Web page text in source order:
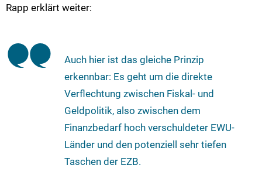
Rapp erklärt weiter:
Auch hier ist das gleiche Prinzip
erkennbar: Es geht um die direkte
Verflechtung zwischen Fiskal- und
Geldpolitik, also zwischen dem
Finanzbedarf hoch verschuldeter EWU-
Länder und den potenziell sehr tiefen
Taschen der EZB.